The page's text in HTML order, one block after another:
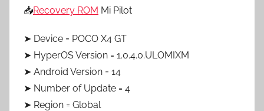
📥Recovery ROM Mi Pilot
➤ Device = POCO X4 GT
➤ HyperOS Version = 1.0.4.0.ULOMIXM
➤ Android Version = 14
➤ Number of Update = 4
➤ Region = Global